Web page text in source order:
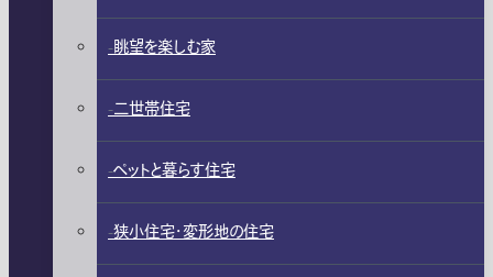
眺望を楽しむ家
二世帯住宅
ペットと暮らす住宅
狭小住宅・変形地の住宅